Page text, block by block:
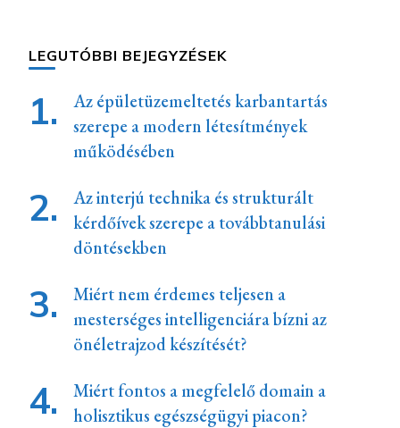
LEGUTÓBBI BEJEGYZÉSEK
Az épületüzemeltetés karbantartás
szerepe a modern létesítmények
működésében
Az interjú technika és strukturált
kérdőívek szerepe a továbbtanulási
döntésekben
Miért nem érdemes teljesen a
mesterséges intelligenciára bízni az
önéletrajzod készítését?
Miért fontos a megfelelő domain a
holisztikus egészségügyi piacon?